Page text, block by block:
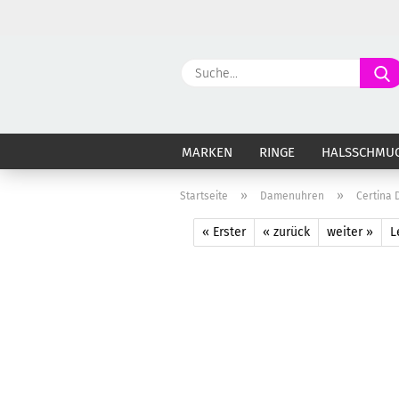
MARKEN RINGE
Startseite » Damenuhren » Certina
« Erster « zurück weiter »